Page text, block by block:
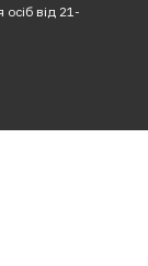
осіб від 21-